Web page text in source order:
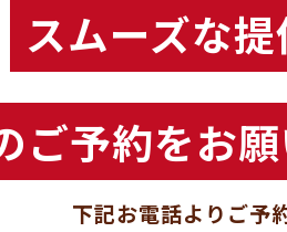
スムーズな提
ご予約をお
下記お電話よりご予